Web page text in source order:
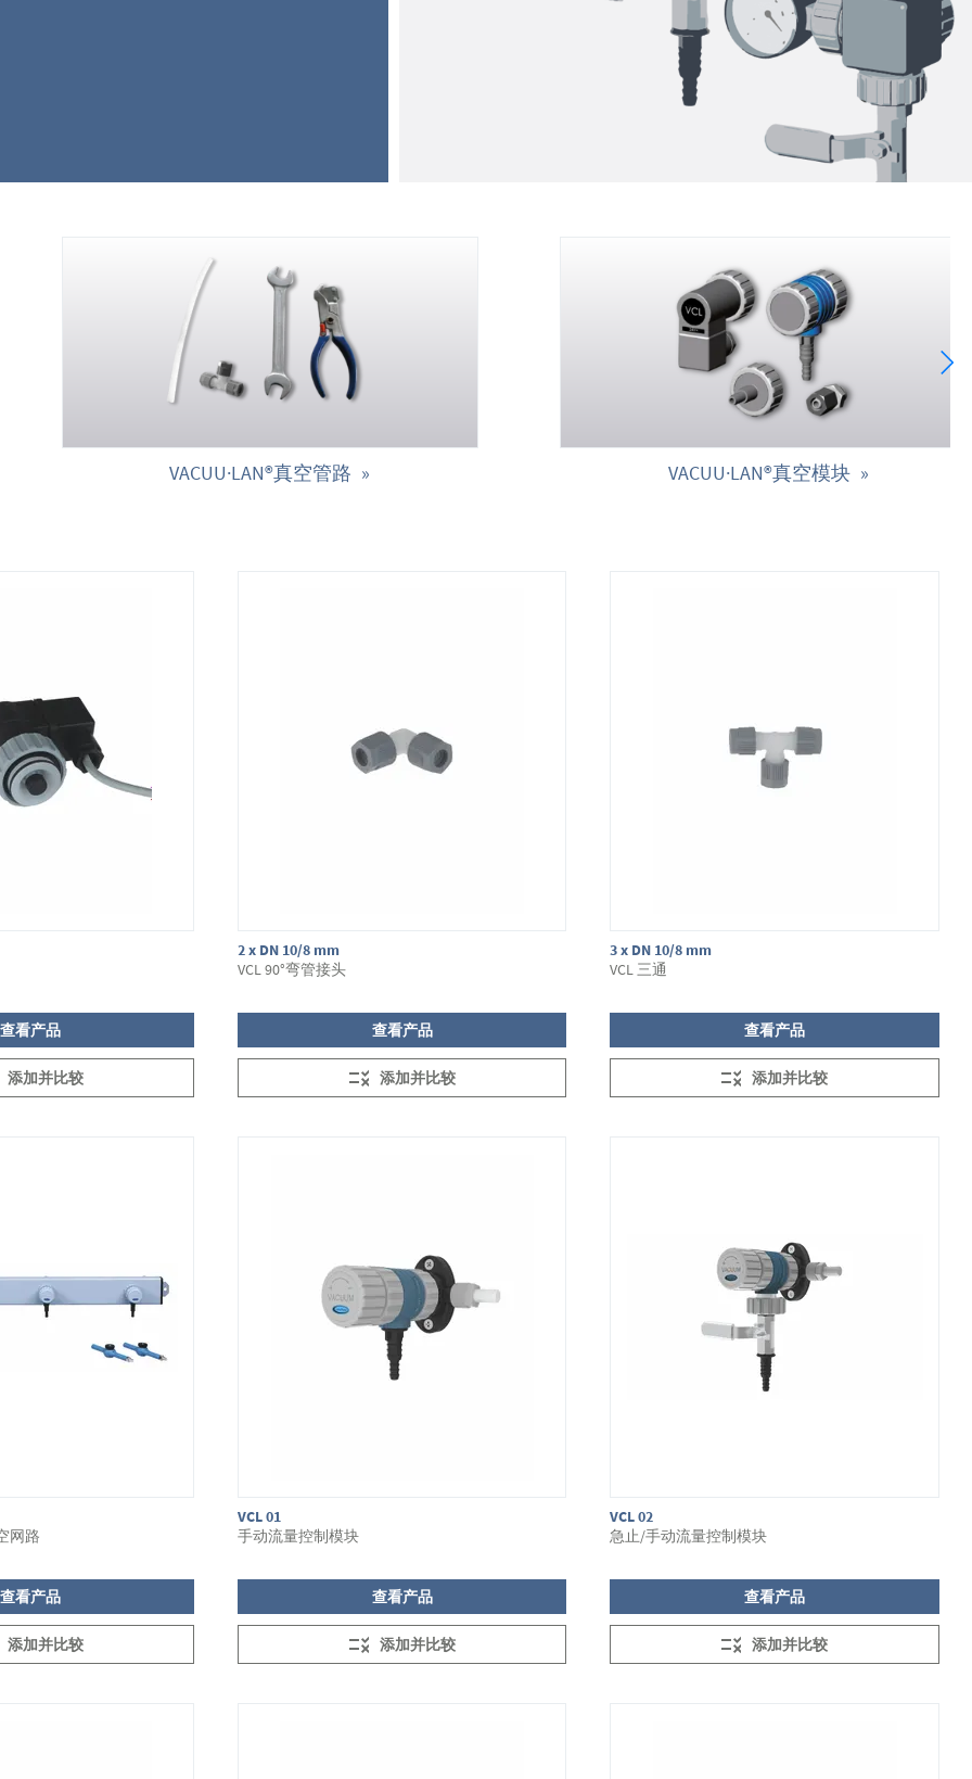
案。它不
点
在网上商
VACUU·LAN®真空管路 VACUU·LAN®真空模块
查看产品
添加并比较
2 x DN 10/8 mm
VCL 90°弯管接头
查看产品
添加并比较
3 x DN 10/8 mm
VCL 三通
查看产品
添加并比较
网路
查看产品
添加并比较
VCL 01
手动流量控制模块
查看产品
添加并比较
VCL 02
急止/手动流量控制模块
查看产品
添加并比较